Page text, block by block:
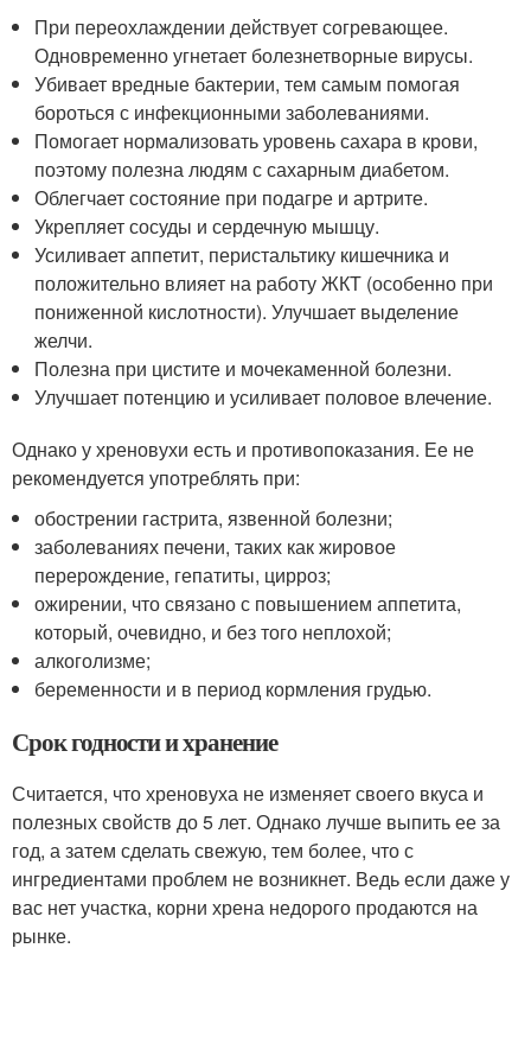
При переохлаждении действует согревающее.
Одновременно угнетает болезнетворные вирусы.
Убивает вредные бактерии, тем самым помогая
бороться с инфекционными заболеваниями.
Помогает нормализовать уровень сахара в крови,
поэтому полезна людям с сахарным диабетом.
Облегчает состояние при подагре и артрите.
Укрепляет сосуды и сердечную мышцу.
Усиливает аппетит, перистальтику кишечника и
положительно влияет на работу ЖКТ (особенно при
пониженной кислотности). Улучшает выделение
желчи.
Полезна при цистите и мочекаменной болезни.
Улучшает потенцию и усиливает половое влечение.
Однако у хреновухи есть и противопоказания. Ее не
рекомендуется употреблять при:
обострении гастрита, язвенной болезни;
заболеваниях печени, таких как жировое
перерождение, гепатиты, цирроз;
ожирении, что связано с повышением аппетита,
который, очевидно, и без того неплохой;
алкоголизме;
беременности и в период кормления грудью.
Срок годности и хранение
Считается, что хреновуха не изменяет своего вкуса и
полезных свойств до 5 лет. Однако лучше выпить ее за
год, а затем сделать свежую, тем более, что с
ингредиентами проблем не возникнет. Ведь если даже у
вас нет участка, корни хрена недорого продаются на
рынке.